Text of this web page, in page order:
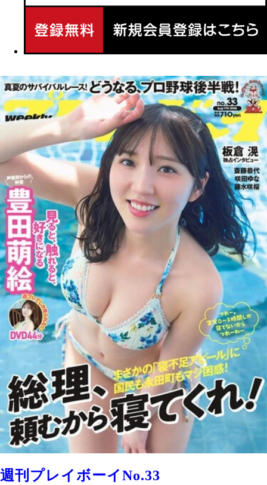
週刊プレイボーイNo.33